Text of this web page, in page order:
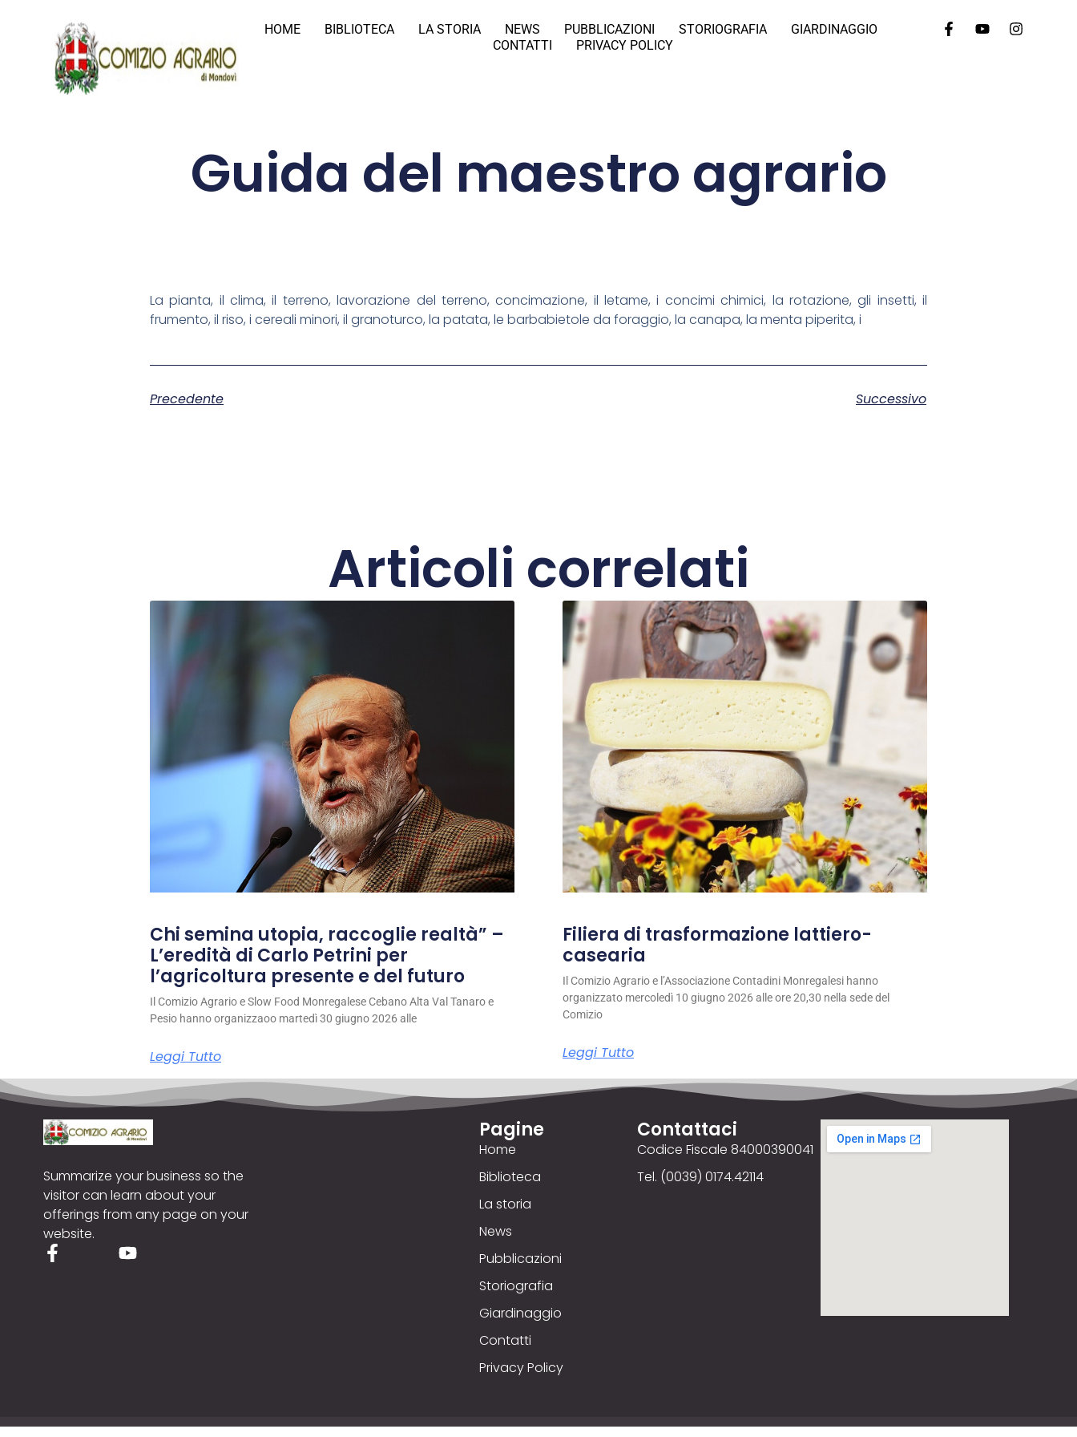
HOME BIBLIOTECA LA STORIA NEWS PUBBLICAZIONI STORIOGRAFIA
GIARDINAGGIO
CONTATTI
PRIVACY POLICY
Guida del maestro agrario
La pianta, il clima, il terreno, lavorazione del terreno, concimazione, il letame, i concimi chimici, la rotazione, gli insetti, il
frumento, il riso, i cereali minori, il granoturco, la patata, le barbabietole da foraggio, la canapa, la menta piperita, i
Precedente Successivo
Articoli correlati
Chi semina utopia, raccoglie realtà” –
L’eredità di Carlo Petrini per
l’agricoltura presente e del futuro
Il Comizio Agrario e Slow Food Monregalese Cebano Alta Val Tanaro e
Pesio hanno organizzaoo martedì 30 giugno 2026 alle
Leggi Tutto
Filiera di trasformazione lattiero-
casearia
Il Comizio Agrario e l’Associazione Contadini Monregalesi hanno
organizzato mercoledì 10 giugno 2026 alle ore 20,30 nella sede del
Comizio
Leggi Tutto
Summarize your business so the
visitor can learn about your
offerings from any page on your
website.
Pagine
Home
Biblioteca
La storia
News
Pubblicazioni
Storiografia
Giardinaggio
Contatti
Privacy Policy
Contattaci
Codice Fiscale 84000390041
Tel. (0039) 0174.42114